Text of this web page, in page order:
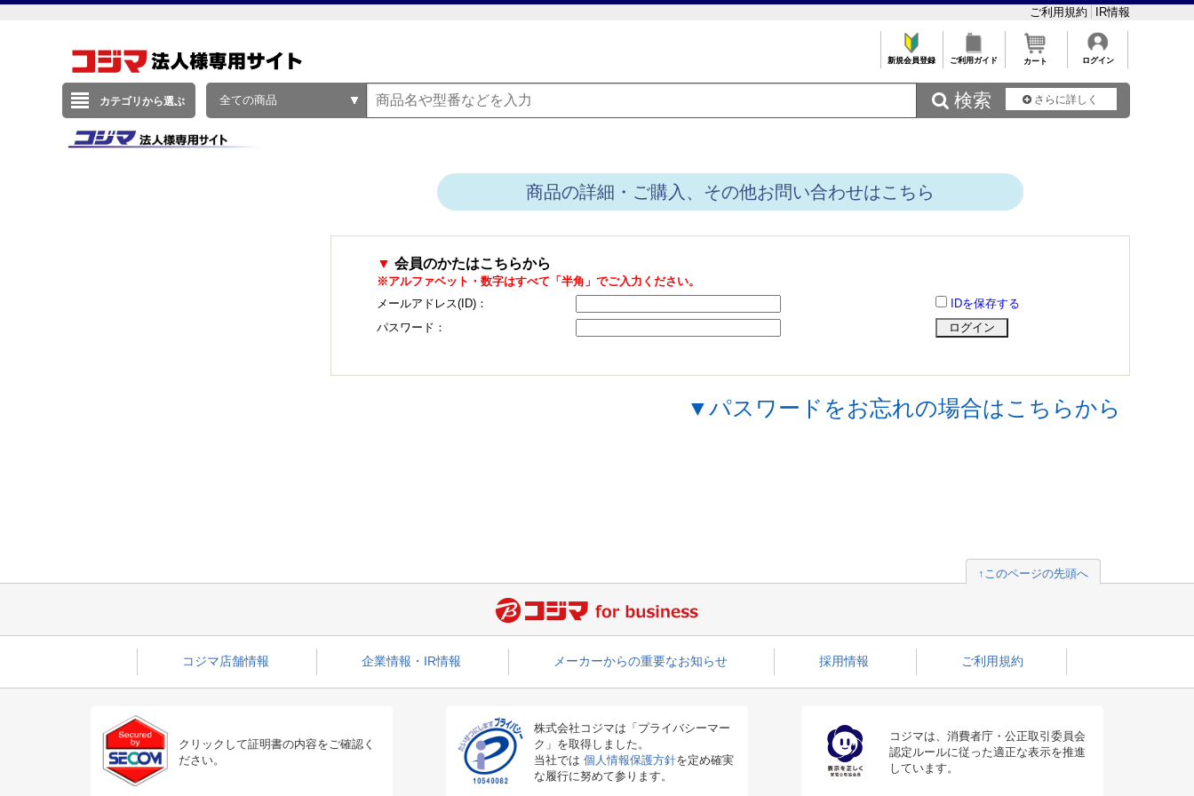
ご利用規約 IR情報
新規会員登録 ご利用ガイド カート ログイン
カテゴリから選ぶ 全ての商品  検索 さらに詳しく
商品の詳細・ご購入、その他お問い合わせはこちら
▼ 会員のかたはこちらから
※アルファベット・数字はすべて「半角」でご入力ください。
メールアドレス(ID)：
IDを保存する
パスワード：
▼パスワードをお忘れの場合はこちらから
↑このページの先頭へ
コジマ店舗情報 企業情報・IR情報 メーカーからの重要なお知らせ 採用情報 ご利用規約
クリックして証明書の内容をご確認く
ださい。
株式会社コジマは「プライバシーマー
ク」を取得しました。
当社では 個人情報保護方針を定め確実
な履行に努めて参ります。
コジマは、消費者庁・公正取引委員会
認定ルールに従った適正な表示を推進
しています。